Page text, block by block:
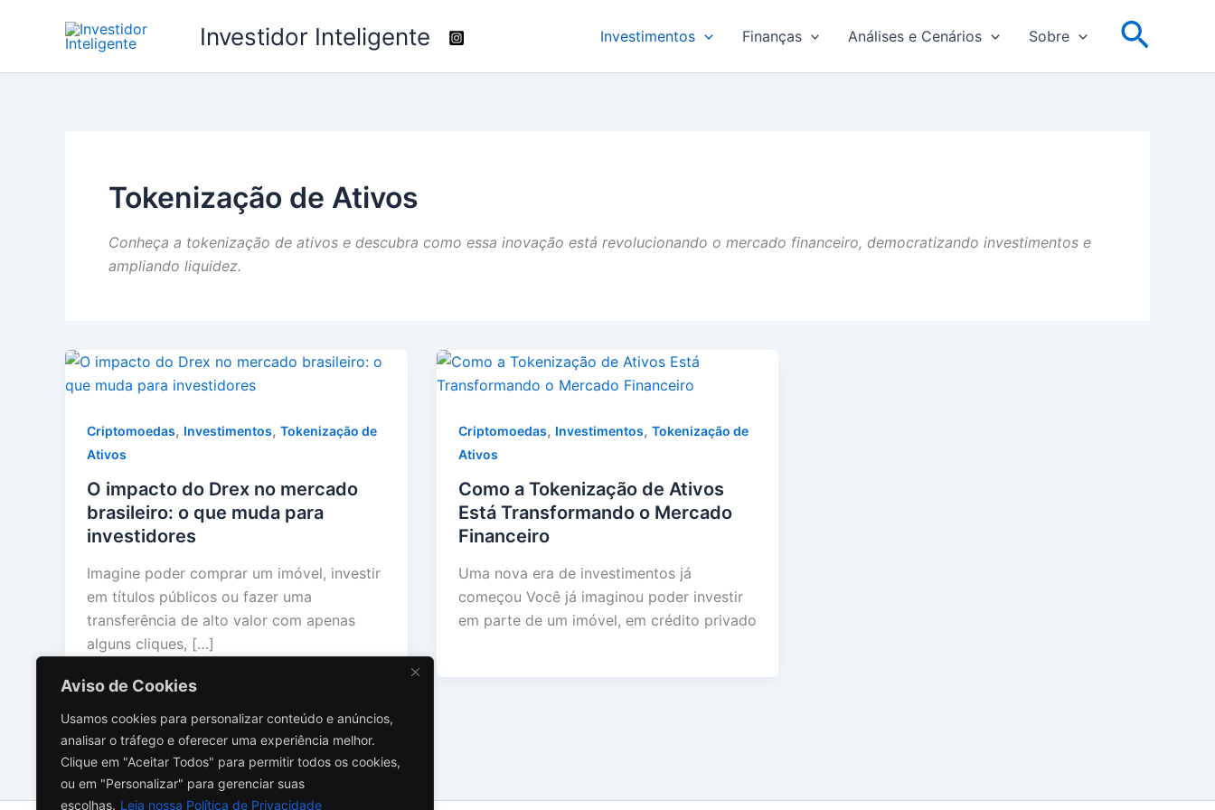
Aviso de Cookies
Usamos cookies para personalizar conteúdo e anúncios,
analisar o tráfego e oferecer uma experiência melhor.
Clique em "Aceitar Todos" para permitir todos os cookies,
ou em "Personalizar" para gerenciar suas
escolhas. Leia nossa Política de Privacidade
Investidor Inteligente Investimentos Finanças Análises e Cenários Sobre
Tokenização de Ativos
Conheça a tokenização de ativos e descubra como essa inovação está revolucionando o mercado financeiro, democratizando investimentos e
ampliando liquidez.
Criptomoedas, Investimentos, Tokenização de
Ativos
O impacto do Drex no mercado
brasileiro: o que muda para
investidores
Imagine poder comprar um imóvel, investir
em títulos públicos ou fazer uma
transferência de alto valor com apenas
alguns cliques, […]
Criptomoedas, Investimentos, Tokenização de
Ativos
Como a Tokenização de Ativos
Está Transformando o Mercado
Financeiro
Uma nova era de investimentos já
começou Você já imaginou poder investir
em parte de um imóvel, em crédito privado